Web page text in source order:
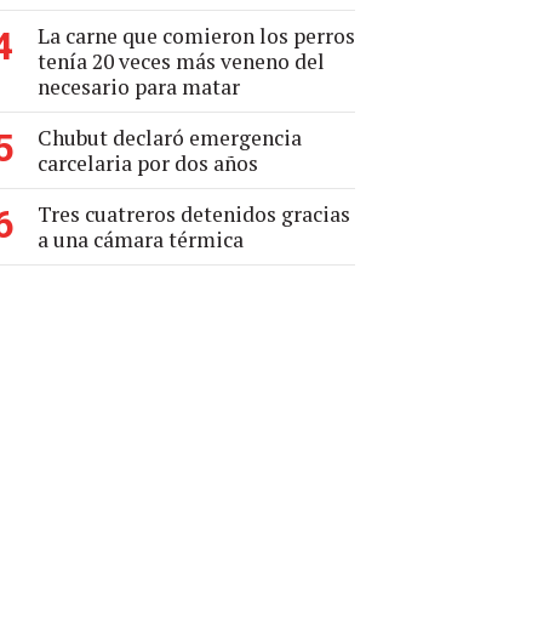
La carne que comieron los perros
tenía 20 veces más veneno del
necesario para matar
Chubut declaró emergencia
carcelaria por dos años
Tres cuatreros detenidos gracias
a una cámara térmica